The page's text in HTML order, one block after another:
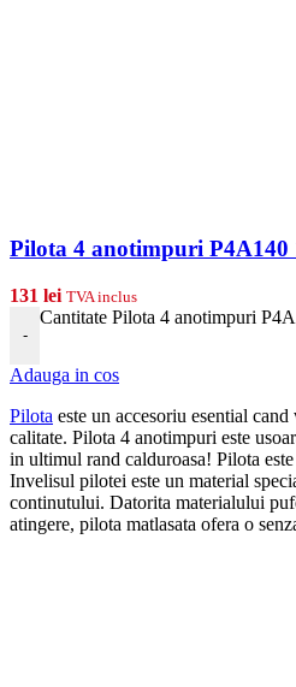
Pilota 4 anotimpuri P4A140
131 lei TVA inclus
-
Cantitate Pilota 4 anotimpuri
Adauga in cos
Pilota este un accesoriu esential
calitate. Pilota 4 anotimpuri este
in ultimul rand calduroasa! Pilota este
Invelisul pilotei este un material
continutului. Datorita materialului
atingere, pilota matlasata ofera o